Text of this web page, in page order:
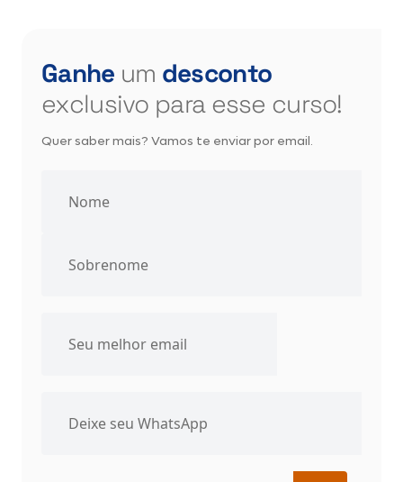
Ganhe um desconto
exclusivo para esse curso!
Quer saber mais? Vamos te enviar por email.